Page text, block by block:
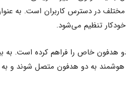
در دسترس کاربران است. به
خودکار تنظیم می‌شود.
به دو هدفون خاص را فراهم کرده است. به
به دو هدفون متصل شوند و